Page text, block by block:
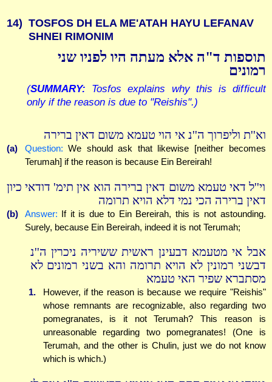
14) TOSFOS DH ELA ME'ATAH HAYU LEFANAV
SHNEI RIMONIM
תוספות ד"ה אלא מעתה היו לפניו שני
רמונים
(SUMMARY: Tosfos explains why this is difficult
only if the reason is due to "Reishis".)
וא''ת וליפרוך ה''נ אי הוי טעמא משום דאין ברירה
(a) Question: We should ask that likewise [neither becomes
Terumah] if the reason is because Ein Bereirah!
וי''ל דאי טעמא משום דאין ברירה הוא אין תימ' דודאי כיון
דאין ברירה הכי נמי דלא הויא תרומה
(b) Answer: If it is due to Ein Bereirah, this is not astounding.
Surely, because Ein Bereirah, indeed it is not Terumah;
אבל אי מטעמא דבעינן ראשית ששיריה ניכרין ה''נ
דבשני רמונין לא הויא תרומה והא בשני רמונים לא
מסתברא שפיר האי טעמא
1.
However, if the reason is because we require "Reishis"
whose remnants are recognizable, also regarding two
pomegranates, is it not Terumah? This reason is
unreasonable regarding two pomegranates! (One is
Terumah, and the other is Chulin, just we do not know
which is which.)